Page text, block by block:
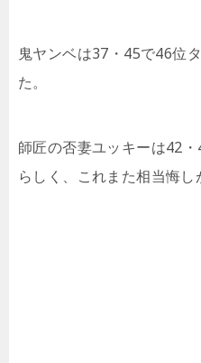
鬼ヤンベは37・45で46位
た。
師匠の否妻ユッキーは42
らしく、これまた相当悔し